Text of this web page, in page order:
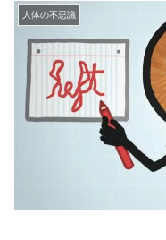
人体の不思議